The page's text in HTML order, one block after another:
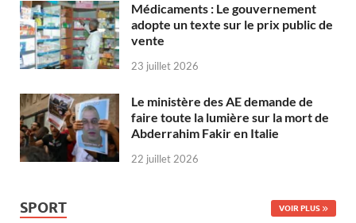
Médicaments : Le gouvernement
adopte un texte sur le prix public de
vente
23 juillet 2026
Le ministère des AE demande de
faire toute la lumière sur la mort de
Abderrahim Fakir en Italie
22 juillet 2026
SPORT VOIR PLUS